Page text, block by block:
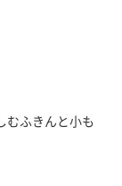
ふきんと小も